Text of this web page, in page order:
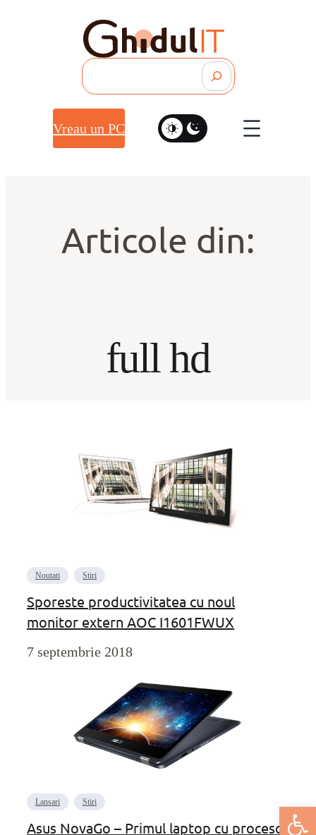
Deschide
Vreau un PC
Articole din:
full hd
Noutati Stiri
Sporeste productivitatea cu noul
monitor extern AOC I1601FWUX
7 septembrie 2018
Lansari Stiri
Asus NovaGo – Primul laptop cu procesor